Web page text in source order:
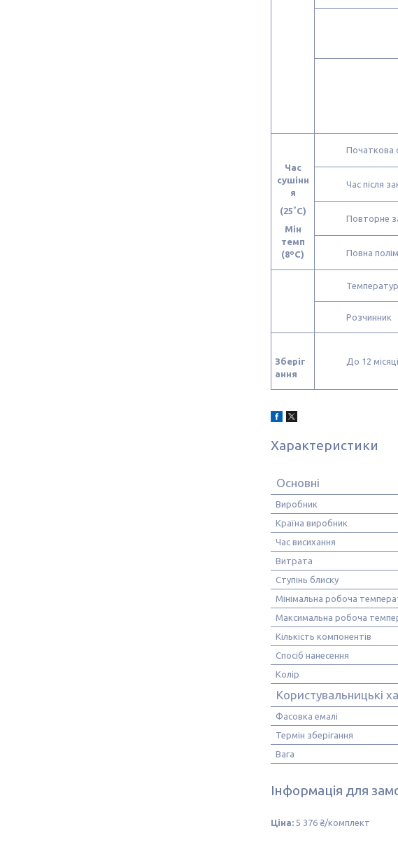
Час
сушінн
я
(25˚C)
Мін
темп
(8ºC)
Час після
Повторне
Повна
Розчинник
Зберіг
ання
До 12
Характеристики
Основні
Виробник
Країна виробник
Час висихання
Витрата
Ступінь блиску
Мінімальна робоча
Максимальна робоча
Кількість компонентів
Спосіб нанесення
Колір
Користувальницькі
Фасовка емалі
Термін зберігання
Вага
Інформація для
Ціна: 5 376 ₴/комплект